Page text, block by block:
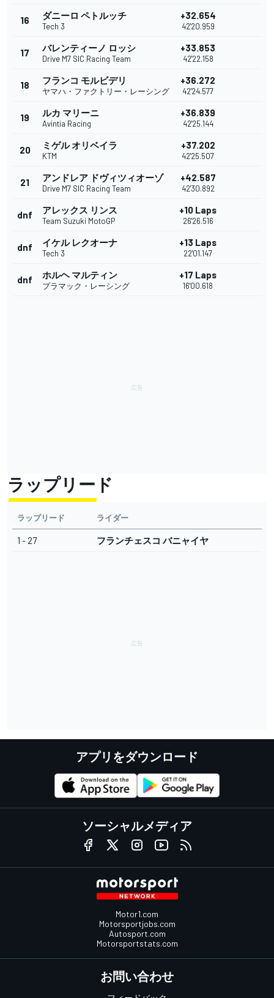
16 ダニーロ ペトルッチ
Tech 3
+32.654
42'20.959
17 バレンティーノ ロッシ
Drive M7 SIC Racing Team
+33.853
42'22.158
18 フランコ モルビデリ
ヤマハ・ファクトリー・レーシング
+36.272
42'24.577
19 ルカ マリーニ
Avintia Racing
+36.839
42'25.144
20 ミゲル オリベイラ
KTM
+37.202
42'25.507
21 アンドレア ドヴィツィオーゾ
Drive M7 SIC Racing Team
+42.587
42'30.892
dnf アレックス リンス
Team Suzuki MotoGP
+10 Laps
26'26.516
dnf イケル レクオーナ
Tech 3
+13 Laps
22'01.147
dnf ホルヘ マルティン
プラマック・レーシング
+17 Laps
16'00.618
ラップリード
ラップリード ライダー
1 - 27 フランチェスコ バニャイヤ
アプリをダウンロード
ソーシャルメディア
Motor1.com
Motorsportjobs.com
Autosport.com
Motorsportstats.com
お問い合わせ